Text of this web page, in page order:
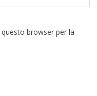
browser per la